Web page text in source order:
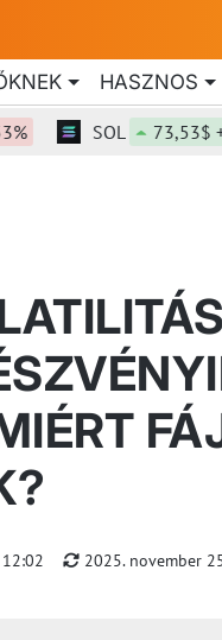
HASZNOS
SOL 73,53$
12:02 2025. november